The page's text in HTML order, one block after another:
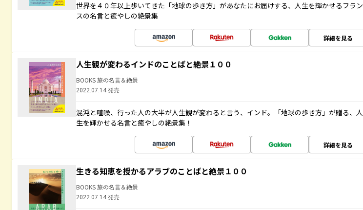
世界を４０年以上歩いてきた「地球の歩き方」があなたにお届けする、人生を輝かせるフラン
スの名言と癒やしの絶景集
詳細を見る
人生観が変わるインドのことばと絶景１００
BOOKS 旅の名言＆絶景
2022.07.14 発売
混沌と喧噪、行った人の大半が人生観が変わると言う、インド。「地球の歩き方」が贈る、人
生を輝かせる名言と癒やしの絶景集！
詳細を見る
生きる知恵を授かるアラブのことばと絶景１００
BOOKS 旅の名言＆絶景
2022.07.14 発売